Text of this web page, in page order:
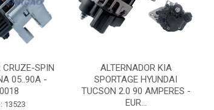
CRUZE-SPIN
05..90A -
13523
ALTERNADOR KIA
SPORTAGE HYUNDAI
TUCSON 2.0 90 AMPERES -
EUR...